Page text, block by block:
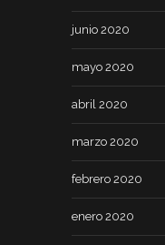
junio 2020
mayo 2020
abril 2020
marzo 2020
febrero 2020
enero 2020